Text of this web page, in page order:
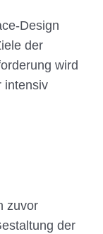
Design
der
wird
intensiv
zuvor
der